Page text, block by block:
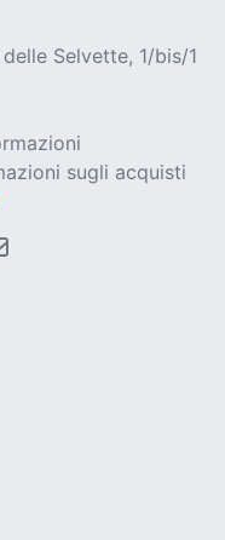
Selvette, 1/bis/1
sugli acquisti